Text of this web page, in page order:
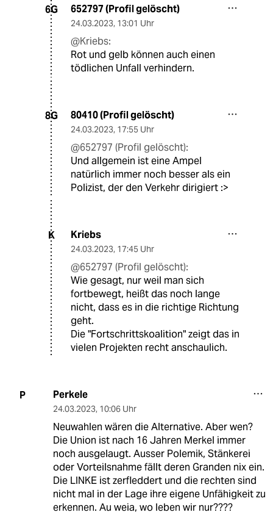
6G 652797 (Profil gelöscht)
24.03.2023, 13:01 Uhr
@Kriebs:
Rot und gelb können auch einen
tödlichen Unfall verhindern.
8G 80410 (Profil gelöscht)
24.03.2023, 17:55 Uhr
@652797 (Profil gelöscht):
Und allgemein ist eine Ampel
natürlich immer noch besser als ein
Polizist, der den Verkehr dirigiert :>
K Kriebs
24.03.2023, 17:45 Uhr
@652797 (Profil gelöscht):
Wie gesagt, nur weil man sich
fortbewegt, heißt das noch lange
nicht, dass es in die richtige Richtung
geht.
Die "Fortschrittskoalition" zeigt das in
vielen Projekten recht anschaulich.
P Perkele
24.03.2023, 10:06 Uhr
Neuwahlen wären die Alternative. Aber wen?
Die Union ist nach 16 Jahren Merkel immer
noch ausgelaugt. Ausser Polemik, Stänkerei
oder Vorteilsnahme fällt deren Granden nix ein.
Die LINKE ist zerfleddert und die rechten sind
nicht mal in der Lage ihre eigene Unfähigkeit zu
erkennen. Au weia, wo leben wir nur????